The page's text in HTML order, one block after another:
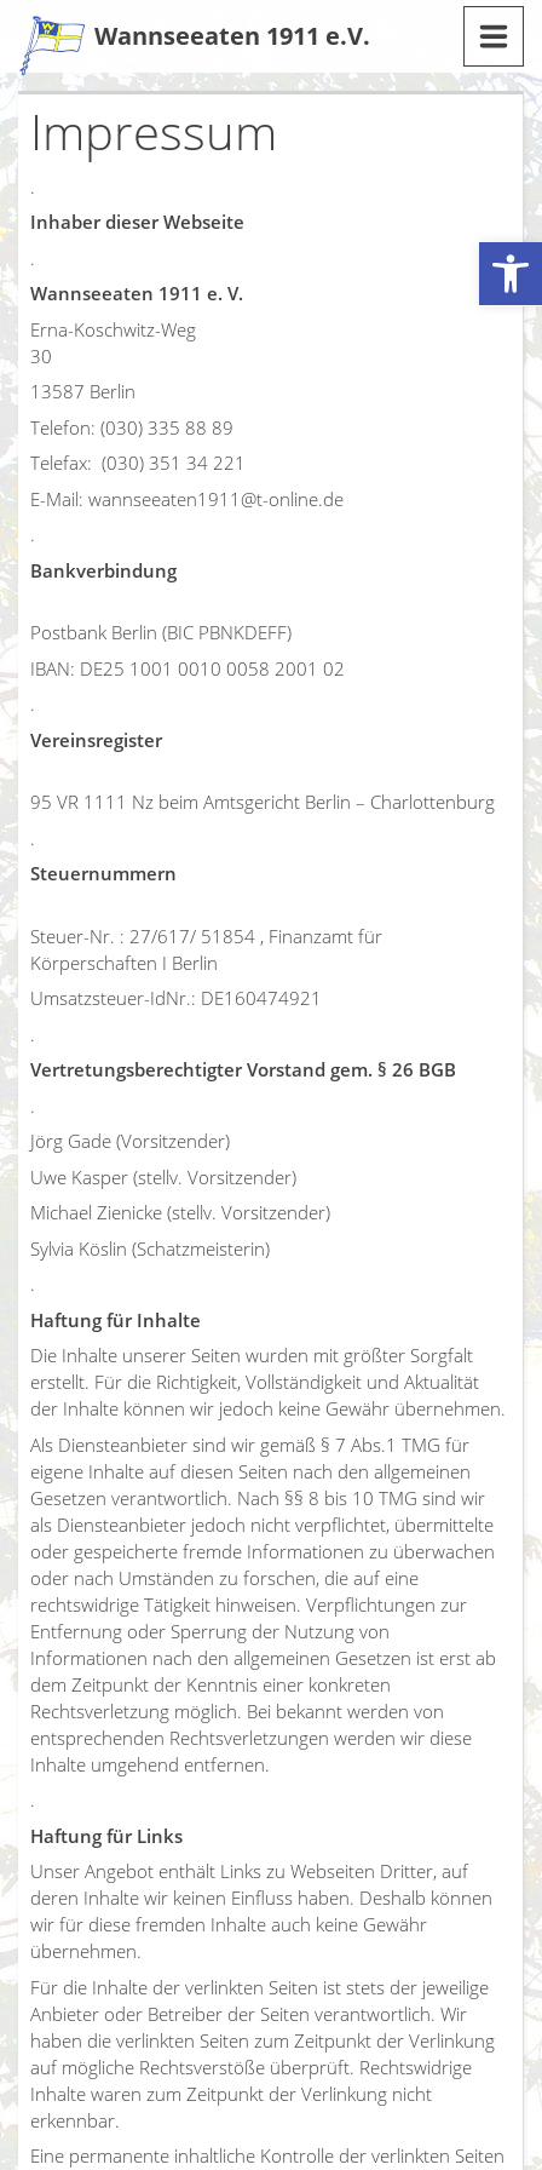
Werkzeugleiste öffnen
Zum
Inhalt
Wannseeaten 1911 e.V.
Impressum
.
Inhaber dieser Webseite
.
Wannseeaten 1911 e. V.
Erna-Koschwitz-Weg
30
13587 Berlin
Telefon: (030) 335 88 89
Telefax: (030) 351 34 221
E-Mail: wannseeaten1911@t-online.de
.
Bankverbindung
Postbank Berlin (BIC PBNKDEFF)
IBAN: DE25 1001 0010 0058 2001 02
.
Vereinsregister
95 VR 1111 Nz beim Amtsgericht Berlin – Charlottenburg
.
Steuernummern
Steuer-Nr. : 27/617/ 51854 , Finanzamt für
Körperschaften I Berlin
Umsatzsteuer-IdNr.: DE160474921
.
Vertretungsberechtigter Vorstand gem. § 26 BGB
.
Jörg Gade (Vorsitzender)
Uwe Kasper (stellv. Vorsitzender)
Michael Zienicke (stellv. Vorsitzender)
Sylvia Köslin (Schatzmeisterin)
.
Haftung für Inhalte
Die Inhalte unserer Seiten wurden mit größter Sorgfalt
erstellt. Für die Richtigkeit, Vollständigkeit und Aktualität
der Inhalte können wir jedoch keine Gewähr übernehmen.
Als Diensteanbieter sind wir gemäß § 7 Abs.1 TMG für
eigene Inhalte auf diesen Seiten nach den allgemeinen
Gesetzen verantwortlich. Nach §§ 8 bis 10 TMG sind wir
als Diensteanbieter jedoch nicht verpflichtet, übermittelte
oder gespeicherte fremde Informationen zu überwachen
oder nach Umständen zu forschen, die auf eine
rechtswidrige Tätigkeit hinweisen. Verpflichtungen zur
Entfernung oder Sperrung der Nutzung von
Informationen nach den allgemeinen Gesetzen ist erst ab
dem Zeitpunkt der Kenntnis einer konkreten
Rechtsverletzung möglich. Bei bekannt werden von
entsprechenden Rechtsverletzungen werden wir diese
Inhalte umgehend entfernen.
.
Haftung für Links
Unser Angebot enthält Links zu Webseiten Dritter, auf
deren Inhalte wir keinen Einfluss haben. Deshalb können
wir für diese fremden Inhalte auch keine Gewähr
übernehmen.
Für die Inhalte der verlinkten Seiten ist stets der jeweilige
Anbieter oder Betreiber der Seiten verantwortlich. Wir
haben die verlinkten Seiten zum Zeitpunkt der Verlinkung
auf mögliche Rechtsverstöße überprüft. Rechtswidrige
Inhalte waren zum Zeitpunkt der Verlinkung nicht
erkennbar.
Eine permanente inhaltliche Kontrolle der verlinkten Seiten